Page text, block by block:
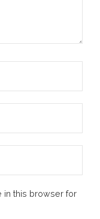
in this browser for